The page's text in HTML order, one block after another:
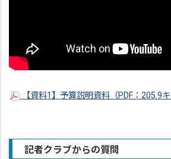
【資料1】予算説明資料（PDF：205.9
記者クラブからの質問